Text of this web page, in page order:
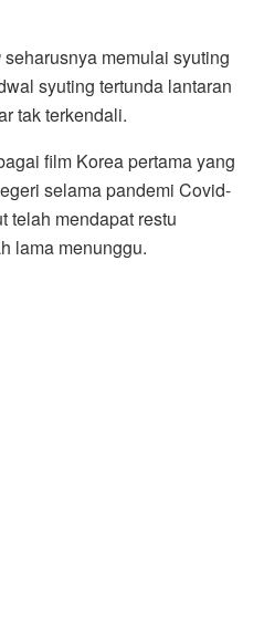
seharusnya memulai syuting
syuting tertunda lantaran
tak terkendali.
film Korea pertama yang
selama pandemi Covid-
telah mendapat restu
lama menunggu.